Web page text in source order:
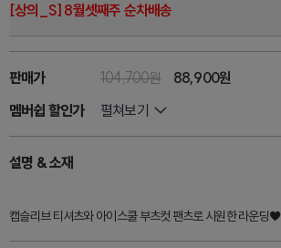
[상의_S] 8월셋째주 순차배송
판매가 104,700원
88,900원
멤버쉽 할인가
펼쳐보기
설명 & 소재
캡슬리브 티셔츠와 아이스쿨 부츠컷 팬츠로 시원한 라운딩♥